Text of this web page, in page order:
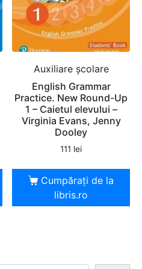
Auxiliare şcolare
English Grammar
Practice. New Round-Up
1 – Caietul elevului –
Virginia Evans, Jenny
Dooley
111 lei
Cumpărați de la
libris.ro